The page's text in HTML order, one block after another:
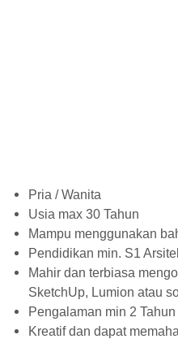
Pria / Wanita
Usia max 30 Tahun
Mampu menggunakan
Pendidikan min. S1
Mahir dan terbiasa
SketchUp, Lumion atau
Pengalaman min 2
Kreatif dan dapat